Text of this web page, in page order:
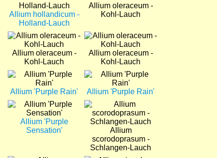
Allium hollandicum -
Holland-Lauch
Allium oleraceum -
Kohl-Lauch
Bild
Allium oleraceum -
Kohl-Lauch
Bild
Allium oleraceum -
Kohl-Lauch
Bild
Allium 'Purple Rain'
Bild
Allium 'Purple Rain'
Bild
Allium 'Purple
Sensation'
Bild
Allium
scorodoprasum -
Schlangen-Lauch